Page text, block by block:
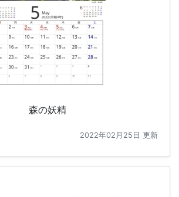
森の妖精
2022年02月25日 更新